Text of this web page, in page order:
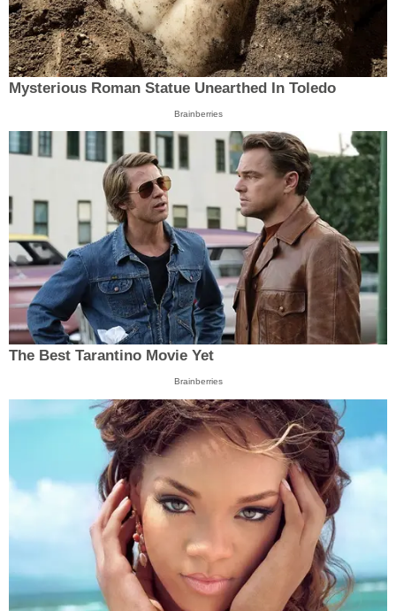
Mysterious Roman Statue Unearthed In Toledo
Brainberries
The Best Tarantino Movie Yet
Brainberries